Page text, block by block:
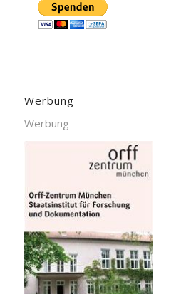
Werbung
Werbung